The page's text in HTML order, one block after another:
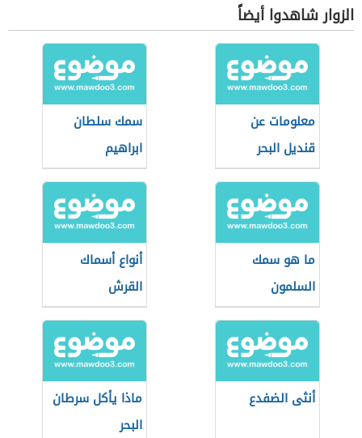
الزوار شاهدوا أيضاً
معلومات عن
قنديل البحر
سمك سلطان
ابراهيم
ما هو سمك
السلمون
أنواع أسماك
القرش
أنثى الضفدع
ماذا يأكل سرطان
البحر